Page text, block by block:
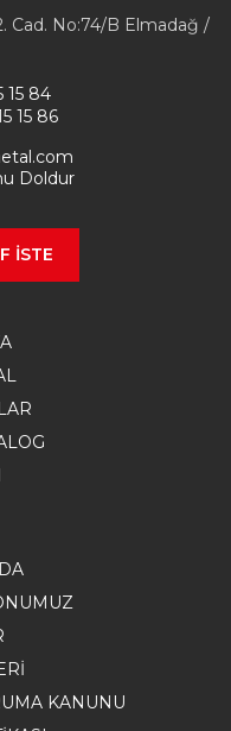
Cad. No:74/B Elmadağ /
15 84
15 86
Doldur
İSTE
KANUNU